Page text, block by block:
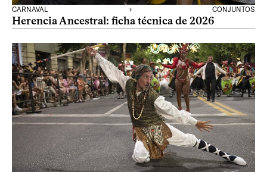
CARNAVAL › CONJUNTOS
Herencia Ancestral: ficha técnica de 2026